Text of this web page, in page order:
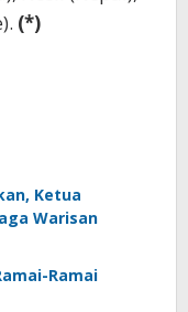
(*)
Ketua
Warisan
Ramai